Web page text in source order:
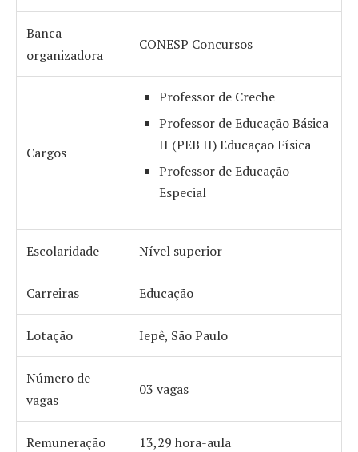
Banca
organizadora
CONESP Concursos
Cargos
Professor de Creche
Professor de Educação Básica
II (PEB II) Educação Física
Professor de Educação
Especial
Escolaridade Nível superior
Carreiras Educação
Lotação Iepê, São Paulo
Número de
vagas
03 vagas
Remuneração 13,29 hora-aula